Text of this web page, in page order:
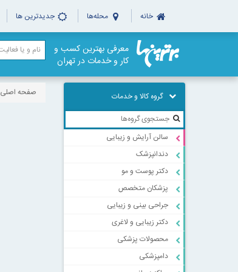
خانه محله‌ها جدیدترین ها
معرفی بهترین کسب و
کار و خدمات در تهران
گروه کالا و خدمات
سالن آرایش و زیبایی
دندانپزشک
دکتر پوست و مو
پزشکان متخصص
جراحی بینی و زیبایی
دکتر زیبایی و لاغری
محصولات پزشکی
دامپزشکی
صفحه اصلی